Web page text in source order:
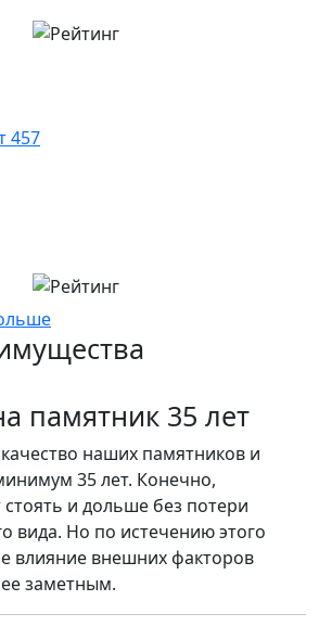
457
памятник 35 лет
наших памятников и
35 лет. Конечно,
стоять и дольше без потери
вида. Но по истечению этого
влияние внешних факторов
заметным.